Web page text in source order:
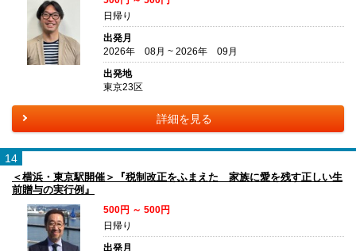
日帰り
出発月
2026年 08月 ~ 2026年 09月
出発地
東京23区
詳細を見る
14
＜横浜・東京駅開催＞『税制改正をふまえた 家族に愛を残す正しい生
前贈与の実行例』
500円 ～ 500円
日帰り
出発月